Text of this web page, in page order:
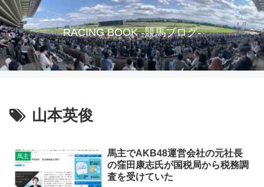
RACING BOOK -競馬ブログ-
山本英俊
馬主
馬主でAKB48運営会社の元社長
の窪田康志氏が国税局から税務調
査を受けていた